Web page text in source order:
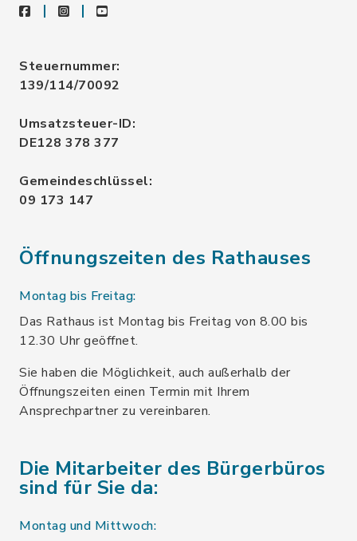
facebookinstagramyoutube
Steuernummer:
139/114/70092
Umsatzsteuer-ID:
DE128 378 377
Gemeindeschlüssel:
09 173 147
Öffnungszeiten des Rathauses
Montag bis Freitag:
Das Rathaus ist Montag bis Freitag von 8.00 bis
12.30 Uhr geöffnet.
Sie haben die Möglichkeit, auch außerhalb der
Öffnungszeiten einen Termin mit Ihrem
Ansprechpartner zu vereinbaren.
Die Mitarbeiter des Bürgerbüros
sind für Sie da:
Montag und Mittwoch: